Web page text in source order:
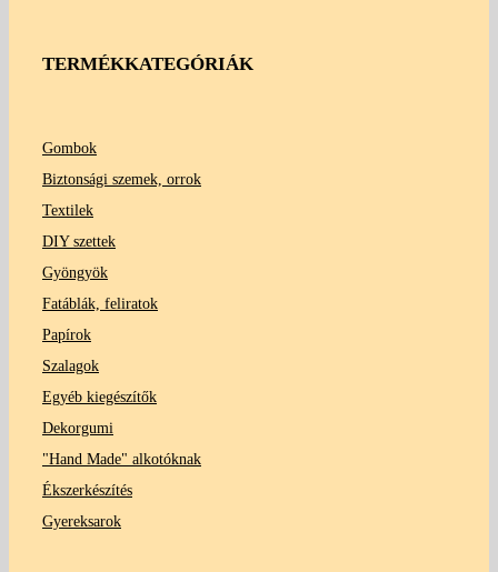
TERMÉKKATEGÓRIÁK
Gombok
Biztonsági szemek, orrok
Textilek
DIY szettek
Gyöngyök
Fatáblák, feliratok
Papírok
Szalagok
Egyéb kiegészítők
Dekorgumi
"Hand Made" alkotóknak
Ékszerkészítés
Gyereksarok